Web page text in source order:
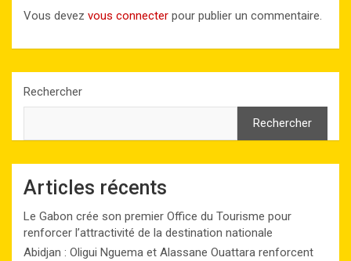
Vous devez vous connecter pour publier un commentaire.
Rechercher
Rechercher
Articles récents
Le Gabon crée son premier Office du Tourisme pour
renforcer l’attractivité de la destination nationale
Abidjan : Oligui Nguema et Alassane Ouattara renforcent